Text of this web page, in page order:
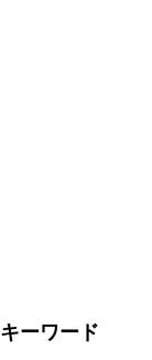
キーワード